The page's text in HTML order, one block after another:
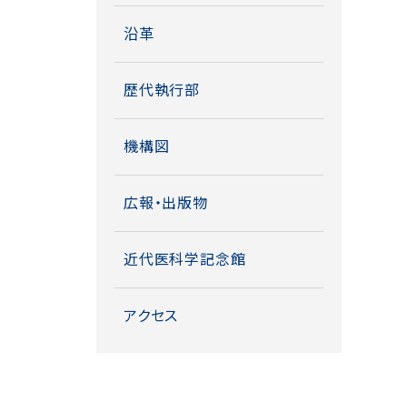
沿革
歴代執行部
機構図
広報・出版物
近代医科学記念館
アクセス